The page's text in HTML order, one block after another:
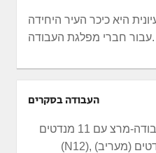
היא כיכר העיר היחידה
עבור חברי מפלגת העבודה.
העבודה בסקרים
, העבודה-מרצ עם 11 מנדטים